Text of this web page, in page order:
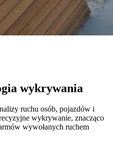
wykrywania
ruchu osób, pojazdów i
wykrywanie, znacząco
wywołanych ruchem